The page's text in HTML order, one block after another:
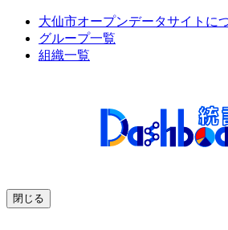
大仙市オープンデータサイトに
グループ一覧
組織一覧
閉じる